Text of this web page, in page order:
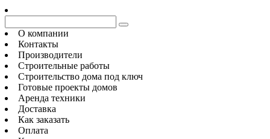
О компании
Контакты
Производители
Строительные работы
Строительство дома под ключ
Готовые проекты домов
Аренда техники
Доставка
Как заказать
Оплата